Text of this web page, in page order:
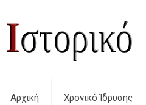
Αρχική Χρονικό Ίδρυσης